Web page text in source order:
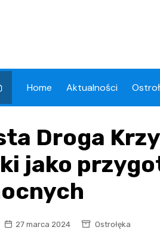
Home Aktualności
Droga
jako
27 marca 2024 Ostrołęka